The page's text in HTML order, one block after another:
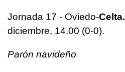
Jornada 17 - Oviedo-Celta.
diciembre, 14.00 (0-0).
Parón navideño